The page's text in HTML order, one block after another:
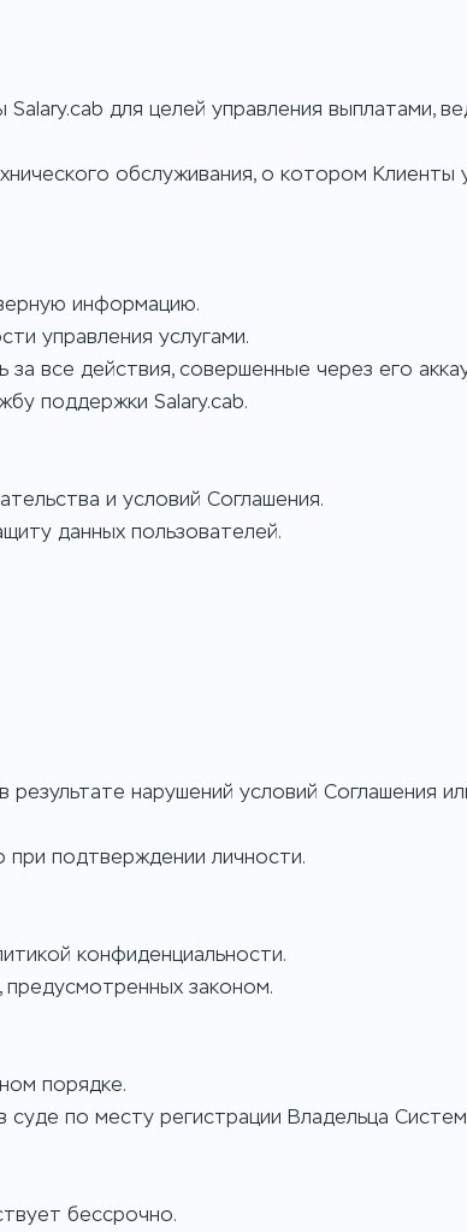
для целей управления выплатами,
обслуживания, о котором Клиенты
информацию.
управления услугами.
все действия, совершенные через его
поддержки Salary.cab.
и условий Соглашения.
данных пользователей.
нарушений условий Соглашения
при подтверждении личности.
конфиденциальности.
предусмотренных законом.
порядке.
по месту регистрации Владельца
бессрочно.